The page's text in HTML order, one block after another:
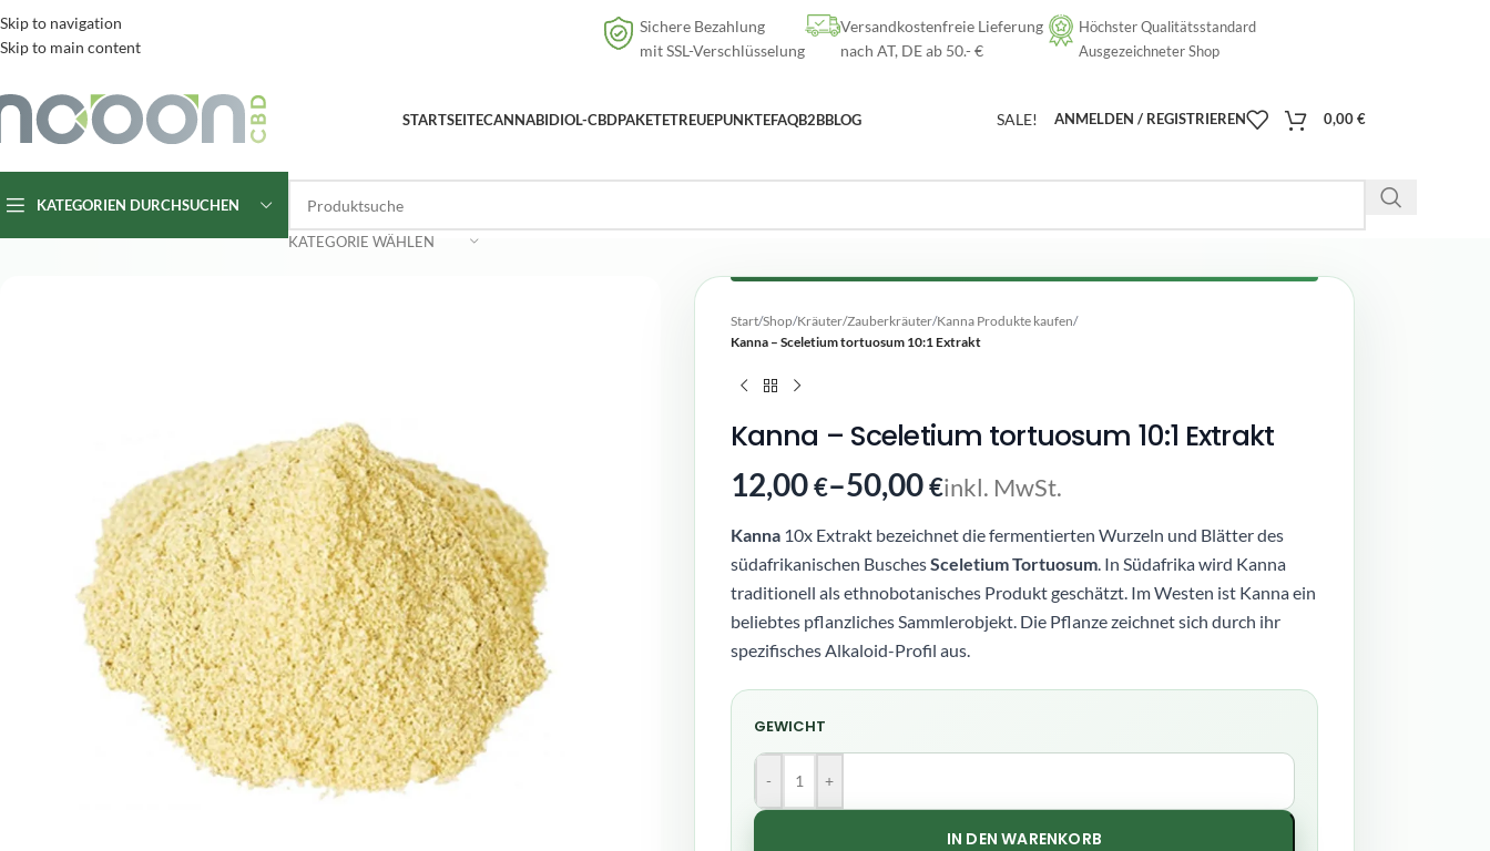
Skip to navigation
Skip to main content
nach AT, DE ab50
Sichere Bezahlung
mit SSL-Verschlüsselung
Versandkostenfreie Lieferung
nach AT, DE ab 50.- €
Höchster Qualitätsstandard
Ausgezeichneter Shop
STARTSEITECANNABIDIOL-CBDPAKETETREUEPUNKTEFAQB2BBLOG SALE! ANMELDEN / REGISTRIEREN 0,00€
KATEGORIEN DURCHSUCHEN
KATEGORIE WÄHLEN
Start/Shop/Kräuter/Zauberkräuter/Kanna Produkte kaufen/
Kanna – Sceletium tortuosum 10:1 Extrakt
Kanna – Sceletium tortuosum 10:1 Extrakt
12,00€–50,00€inkl. MwSt.
Kanna10x Extrakt bezeichnet die fermentierten Wurzeln und Blätter des
südafrikanischen BuschesSceletium Tortuosum. In Südafrika wird Kanna
traditionell als ethnobotanisches Produkt geschätzt. Im Westen ist Kanna ein
beliebtes pflanzliches Sammlerobjekt. Die Pflanze zeichnet sich durch ihr
spezifisches Alkaloid-Profil aus.
GEWICHT
- +
IN DEN WARENKORB